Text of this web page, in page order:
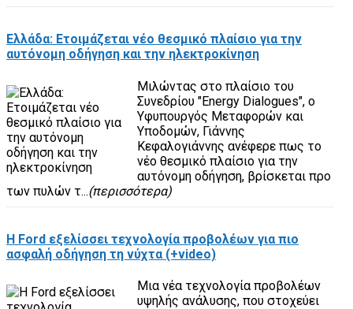
Ελλάδα: Ετοιμάζεται νέο θεσμικό πλαίσιο για την
αυτόνομη οδήγηση και την ηλεκτροκίνηση
Μιλώντας στο πλαίσιο του
Συνεδρίου "Energy Dialogues", ο
Υφυπουργός Μεταφορών και
Υποδομών, Γιάννης
Κεφαλογιάννης ανέφερε πως το
νέο θεσμικό πλαίσιο για την
αυτόνομη οδήγηση, βρίσκεται προ
των πυλών τ...(περισσότερα)
H Ford εξελίσσει τεχνολογία προβολέων για πιο
ασφαλή οδήγηση τη νύχτα (+video)
Μια νέα τεχνολογία προβολέων
υψηλής ανάλυσης, που στοχεύει